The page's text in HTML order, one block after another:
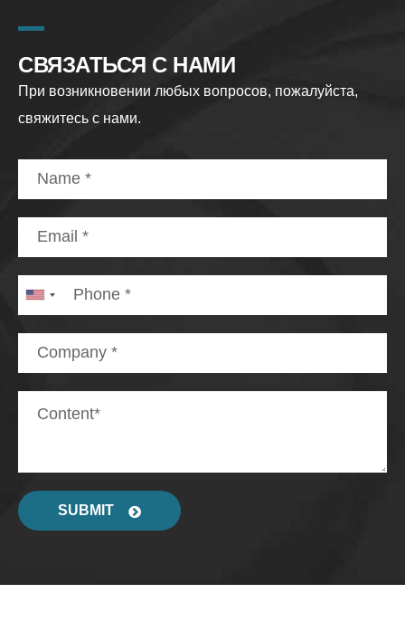
СВЯЗАТЬСЯ С НАМИ
При возникновении любых вопросов, пожалуйста,
свяжитесь с нами.
SUBMIT